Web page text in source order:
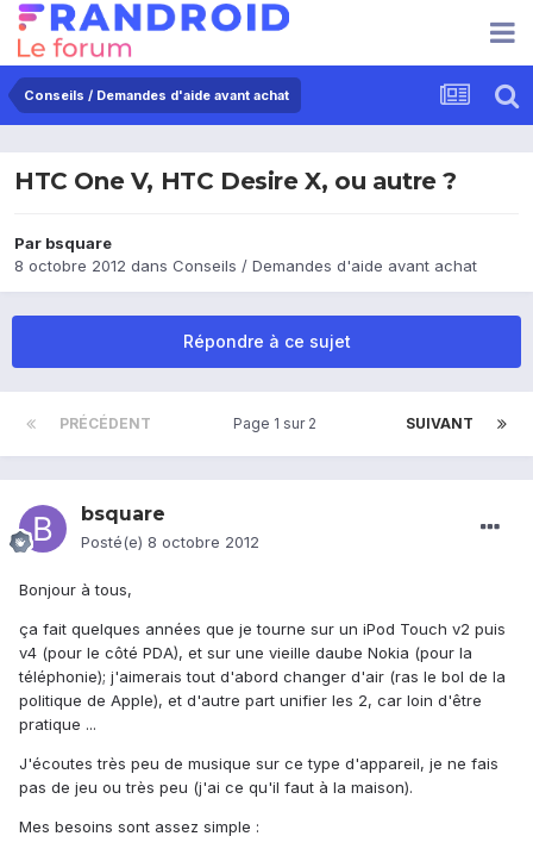
Conseils / Demandes d'aide avant achat
HTC One V, HTC Desire X, ou autre ?
Par bsquare
8 octobre 2012 dans Conseils / Demandes d'aide avant achat
Répondre à ce sujet
PRÉCÉDENT SUIVANT
Page 1 sur 2
bsquare
Posté(e) 8 octobre 2012
Bonjour à tous,
ça fait quelques années que je tourne sur un iPod Touch v2 puis
v4 (pour le côté PDA), et sur une vieille daube Nokia (pour la
téléphonie); j'aimerais tout d'abord changer d'air (ras le bol de la
politique de Apple), et d'autre part unifier les 2, car loin d'être
pratique ...
J'écoutes très peu de musique sur ce type d'appareil, je ne fais
pas de jeu ou très peu (j'ai ce qu'il faut à la maison).
Mes besoins sont assez simple :